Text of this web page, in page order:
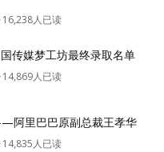
16,238人已读
国传媒梦工坊最终录取名单
14,869人已读
阿里巴巴原副总裁王孝华
14,835人已读